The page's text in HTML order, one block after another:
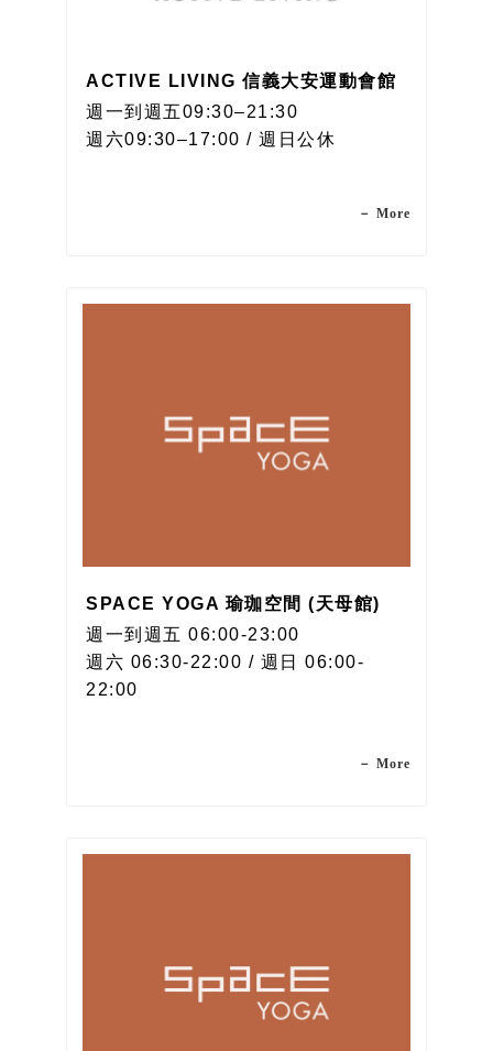
ACTIVE LIVING 信義大安運動會館
週一到週五09:30–21:30
週六09:30–17:00 / 週日公休
－ More
SPACE YOGA 瑜珈空間 (天母館)
週一到週五 06:00-23:00
週六 06:30-22:00 / 週日 06:00-
22:00
－ More